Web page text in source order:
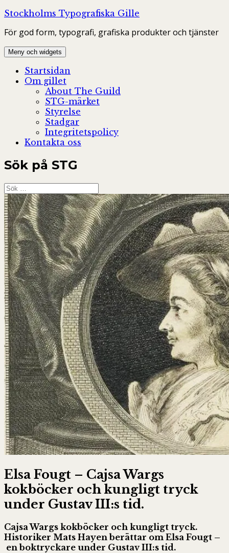
Hoppa
innehåll
Stockholms Typografiska Gille
För god form, typografi, grafiska produkter och tjänster
Meny och widgets
Startsidan
Om gillet
About The Guild
STG-märket
Styrelse
Stadgar
Integritetspolicy
Kontakta oss
Sök på STG
Sök
efter:
Elsa Fougt – Cajsa Wargs
kokböcker och kungligt tryck
under Gustav III:s tid.
Cajsa Wargs kokböcker och kungligt tryck.
Historiker Mats Hayen berättar om Elsa Fougt –
en boktryckare under Gustav III:s tid.